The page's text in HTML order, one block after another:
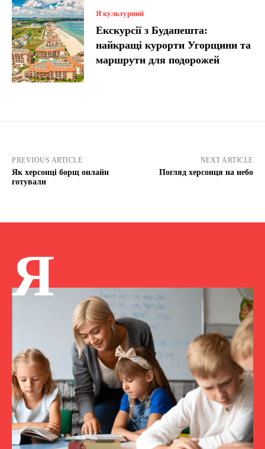
Я культурний
Екскурсії з Будапешта:
найкращі курорти Угорщини та
маршрути для подорожей
PREVIOUS ARTICLE
Як херсонці борщ онлайн
готували
NEXT ARTICLE
Погляд херсонця на небо
Я